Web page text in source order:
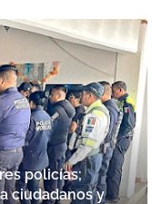
policías;
ciudadanos y